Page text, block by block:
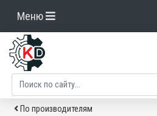
Меню
По производителям